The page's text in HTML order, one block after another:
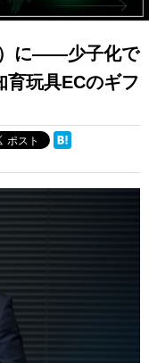
）に――少子化で
育玩具ECのギフ